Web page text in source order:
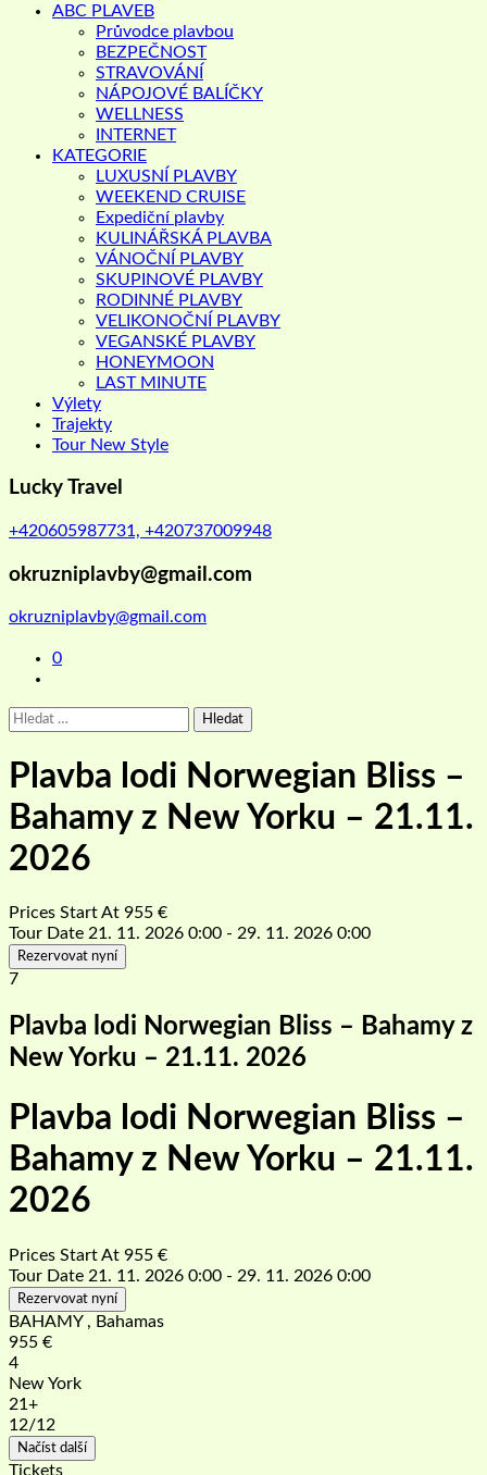
ABC PLAVEB
Průvodce plavbou
BEZPEČNOST
STRAVOVÁNÍ
NÁPOJOVÉ BALÍČKY
WELLNESS
INTERNET
KATEGORIE
LUXUSNÍ PLAVBY
WEEKEND CRUISE
Expediční plavby
KULINÁŘSKÁ PLAVBA
VÁNOČNÍ PLAVBY
SKUPINOVÉ PLAVBY
RODINNÉ PLAVBY
VELIKONOČNÍ PLAVBY
VEGANSKÉ PLAVBY
HONEYMOON
LAST MINUTE
Výlety
Trajekty
Tour New Style
Lucky Travel
+420605987731, +420737009948
okruzniplavby@gmail.com
okruzniplavby@gmail.com
0
Vyhledávání
Plavba lodi Norwegian Bliss –
Bahamy z New Yorku – 21.11.
2026
Prices Start At 955 €
Tour Date 21. 11. 2026 0:00 - 29. 11. 2026 0:00
Rezervovat nyní
7
Plavba lodi Norwegian Bliss – Bahamy z
New Yorku – 21.11. 2026
Plavba lodi Norwegian Bliss –
Bahamy z New Yorku – 21.11.
2026
Prices Start At 955 €
Tour Date 21. 11. 2026 0:00 - 29. 11. 2026 0:00
Rezervovat nyní
BAHAMY , Bahamas
955 €
4
New York
21+
12/12
Načíst další
Tickets